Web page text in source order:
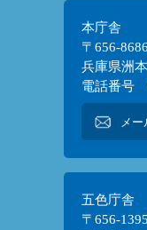
本庁舎
〒656-8686
兵庫県洲
電話番号
メ
五色庁舎
〒656-1395